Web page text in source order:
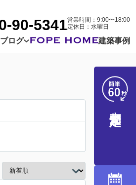
90-5341営業時間：9:00〜18:00
定休日：水曜日
ブログ
建築事例